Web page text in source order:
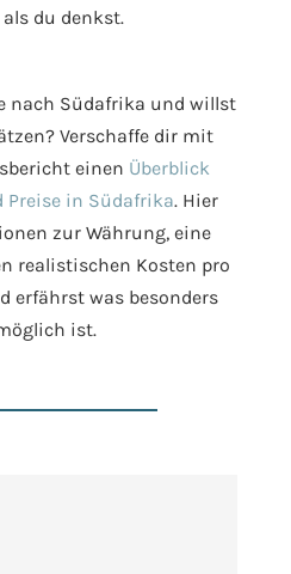
du denkst.
nach Südafrika und willst
Verschaffe dir mit
einen Überblick
Preise in Südafrika. Hier
zur Währung, eine
realistischen Kosten pro
erfährst was besonders
ist.